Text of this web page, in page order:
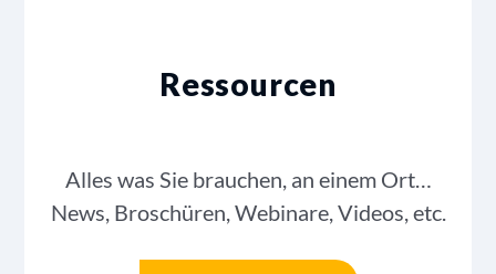
Ressourcen
Alles was Sie brauchen, an einem Ort…
News, Broschüren, Webinare, Videos, etc.